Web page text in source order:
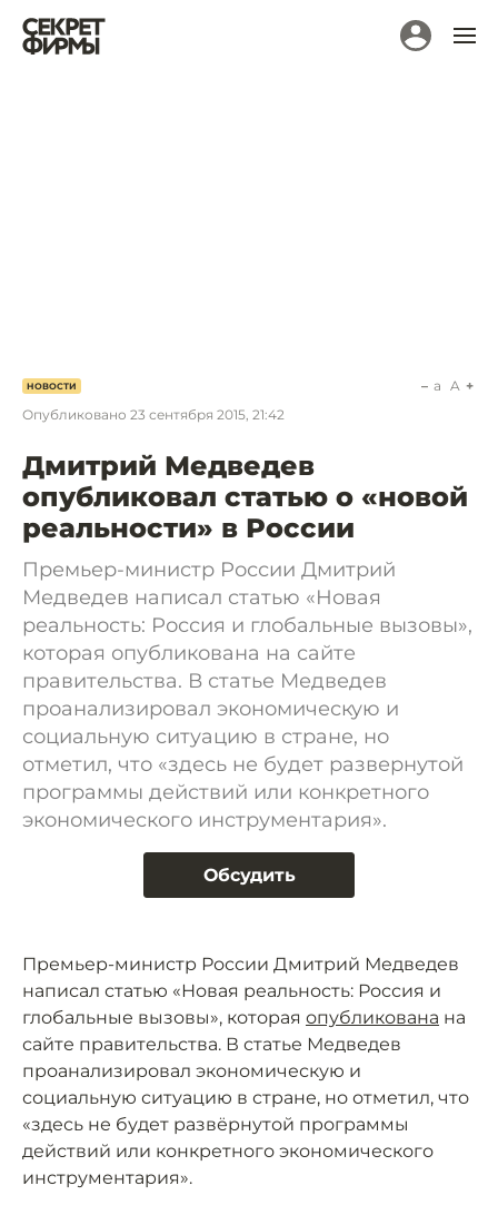
НОВОСТИ
Опубликовано 23 сентября 2015, 21:42
a A
Дмитрий Медведев
опубликовал статью о «новой
реальности» в России
Премьер-министр России Дмитрий
Медведев написал статью «Новая
реальность: Россия и глобальные вызовы»,
которая опубликована на сайте
правительства. В статье Медведев
проанализировал экономическую и
социальную ситуацию в стране, но
отметил, что «здесь не будет развернутой
программы действий или конкретного
экономического инструментария».
Обсудить
Премьер-министр России Дмитрий Медведев
написал статью «Новая реальность: Россия и
глобальные вызовы», которая опубликована на
сайте правительства. В статье Медведев
проанализировал экономическую и
социальную ситуацию в стране, но отметил, что
«здесь не будет развёрнутой программы
действий или конкретного экономического
инструментария».